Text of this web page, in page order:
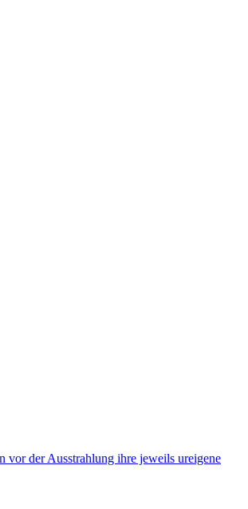
vor der Ausstrahlung ihre jeweils ureigene